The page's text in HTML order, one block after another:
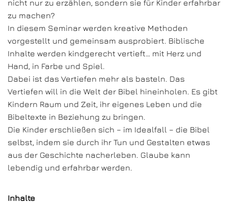
nicht nur zu erzählen, sondern sie für Kinder erfahrbar
zu machen?
In diesem Seminar werden kreative Methoden
vorgestellt und gemeinsam ausprobiert. Biblische
Inhalte werden kindgerecht vertieft… mit Herz und
Hand, in Farbe und Spiel.
Dabei ist das Vertiefen mehr als basteln. Das
Vertiefen will in die Welt der Bibel hineinholen. Es gibt
Kindern Raum und Zeit, ihr eigenes Leben und die
Bibeltexte in Beziehung zu bringen.
Die Kinder erschließen sich – im Idealfall – die Bibel
selbst, indem sie durch ihr Tun und Gestalten etwas
aus der Geschichte nacherleben. Glaube kann
lebendig und erfahrbar werden.
Inhalte